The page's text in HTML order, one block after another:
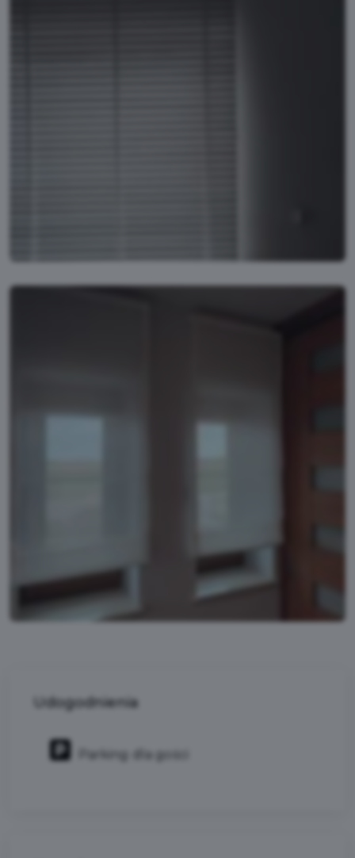
Udogodnienia
Parking dla gości